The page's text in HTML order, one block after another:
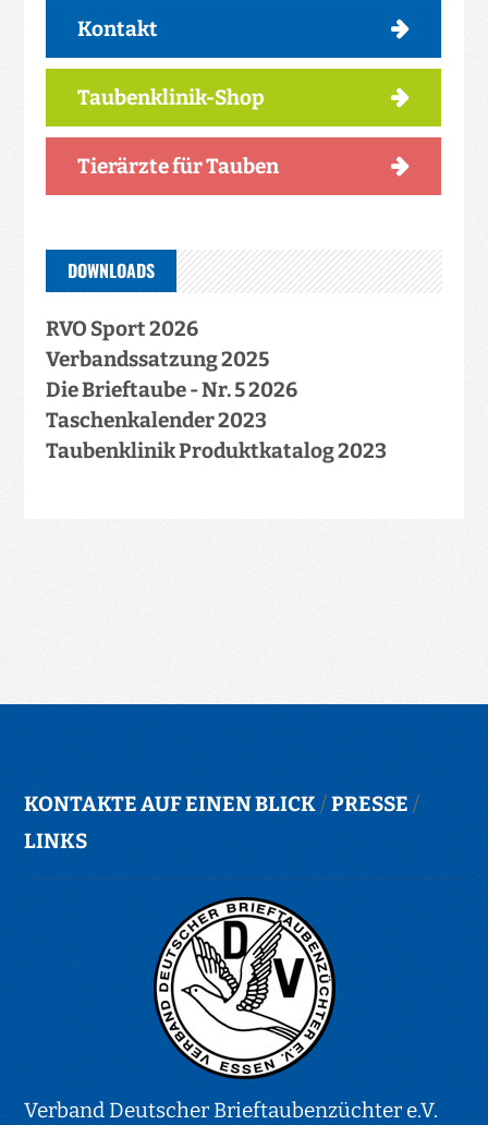
Kontakt
Taubenklinik-Shop
Tierärzte für Tauben
DOWNLOADS
RVO Sport 2026
Verbandssatzung 2025
Die Brieftaube - Nr. 5 2026
Taschenkalender 2023
Taubenklinik Produktkatalog 2023
KONTAKTE AUF EINEN BLICK/PRESSE /
LINKS
Verband Deutscher Brieftaubenzüchter e.V.